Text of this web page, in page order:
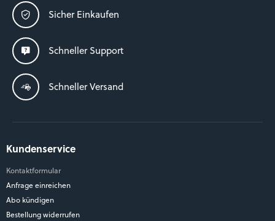
Sicher Einkaufen
Schneller Support
Schneller Versand
Kundenservice
Kontaktformular
Anfrage einreichen
Abo kündigen
Bestellung widerrufen